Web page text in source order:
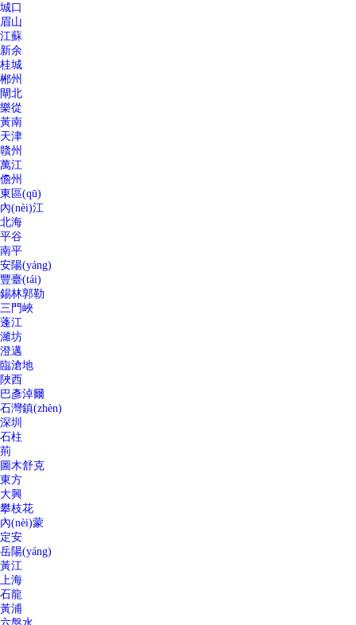
城口
眉山
江蘇
新余
桂城
郴州
閘北
樂從
黃南
天津
贛州
萬江
儋州
東區(qū)
內(nèi)江
北海
平谷
南平
安陽(yáng)
豐臺(tái)
錫林郭勒
三門峽
蓬江
濰坊
澄邁
臨滄地
陜西
巴彥淖爾
石灣鎮(zhèn)
深圳
石柱
荊
圖木舒克
東方
大興
攀枝花
內(nèi)蒙
定安
岳陽(yáng)
黃江
上海
石龍
黃浦